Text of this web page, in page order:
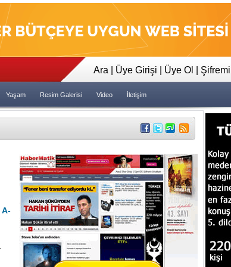
23:35 Tapeler İncelensin Dedi Dava
Ara Üye Girişi Üye Ol
Yaşam Resim Galerisi Video İletişim
A-